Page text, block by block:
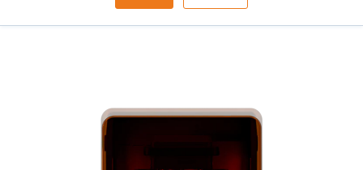
IMPRESSORA 3D INDUSTRIAL HEYGEARS REFLEX 2